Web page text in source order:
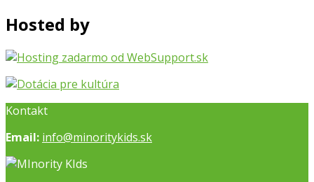
Hosted by
Kontakt
Email: info@minoritykids.sk